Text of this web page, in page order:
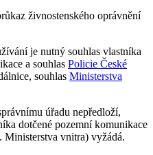
živnostenského oprávnění
je nutný souhlas vlastníka
a souhlas Policie České
souhlas Ministerstva
úřadu nepředloží,
dotčené pozemní komunikace
Ministerstva vnitra) vyžádá.